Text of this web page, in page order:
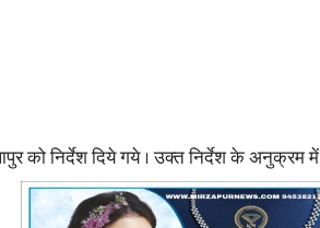
Paper
को निर्देश दिये गये । उक्त निर्देश के अनुक्रम में